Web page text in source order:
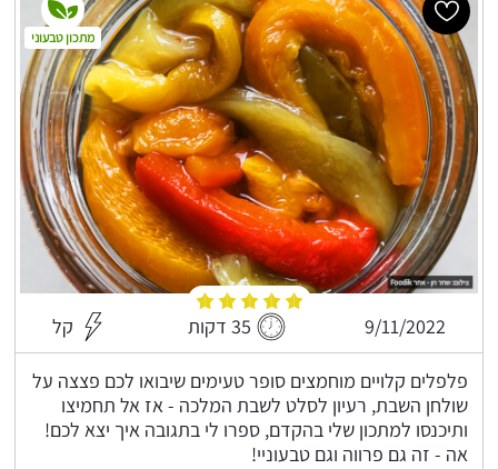
9/11/2022 35 דקות קל
פלפלים קלויים מוחמצים סופר טעימים שיבואו לכם פצצה על
שולחן השבת, רעיון לסלט לשבת המלכה - אז אל תחמיצו
ותיכנסו למתכון שלי בהקדם, ספרו לי בתגובה איך יצא לכם!
אה - זה גם פרווה וגם טבעוניי!
מתכון טבעוני